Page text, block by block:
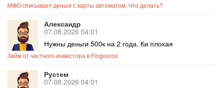
МФО списывает деньги с карты автоматом. Что делать?
Александр
07.08.2026 04:01
Нужны деньги 500к на 2 года. Ки плохая
Займ от частного инвестора в Fingooroo
Рустем
07.08.2026 04:01